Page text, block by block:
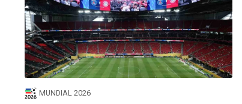
MUNDIAL 2026